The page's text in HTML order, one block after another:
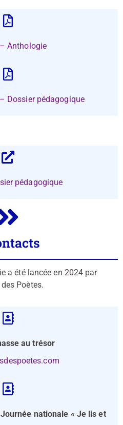
Anthologie
Dossier pédagogique
pédagogique
a été lancée en 2024 par
Poètes.
au trésor
nationale « Je lis et